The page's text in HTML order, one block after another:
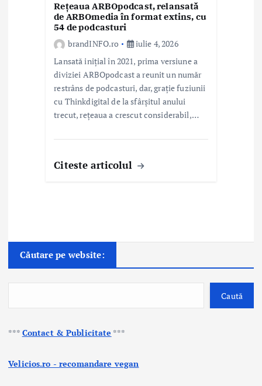
Rețeaua ARBOpodcast, relansată
de ARBOmedia în format extins, cu
54 de podcasturi
brandINFO.ro
iulie 4, 2026
Lansată inițial în 2021, prima versiune a
diviziei ARBOpodcast a reunit un număr
restrâns de podcasturi, dar, grație fuziunii
cu Thinkdigital de la sfârșitul anului
trecut, rețeaua a crescut considerabil,…
Citeste articolul
Căutare pe website:
Caută
*** Contact & Publicitate ***
Velicios.ro - recomandare vegan